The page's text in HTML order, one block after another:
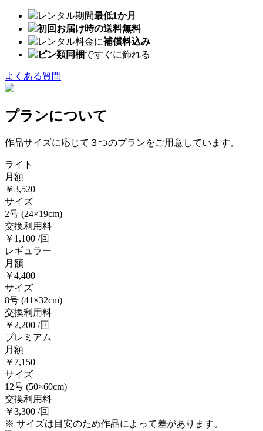
レンタル期間最低1か月
初回お届け時の送料無料
レンタル料金に補償料込み
ピン類同梱ですぐに飾れる
よくある質問
プランについて
作品サイズに応じて３つのプランをご用意しています。
ライト
月額
￥3,520
サイズ
2号 (24×19cm)
交換利用料
￥1,100 /回
レギュラー
月額
￥4,400
サイズ
8号 (41×32cm)
交換利用料
￥2,200 /回
プレミアム
月額
￥7,150
サイズ
12号 (50×60cm)
交換利用料
￥3,300 /回
※ サイズは目安のため作品によって差があります。